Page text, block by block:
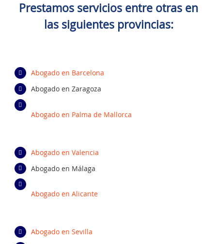
Prestamos servicios entre otras en
las siguientes provincias:
Abogado en Barcelona
Abogado en Zaragoza
Abogado en Palma de Mallorca
Abogado en Valencia
Abogado en Málaga
Abogado en Alicante
Abogado en Sevilla